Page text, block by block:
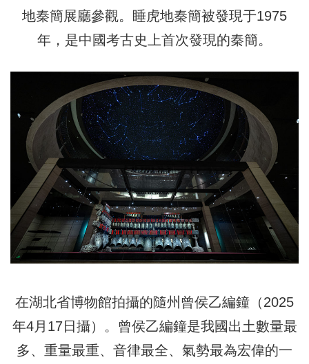
地秦簡展廳參觀。睡虎地秦簡被發現于1975
年，是中國考古史上首次發現的秦簡。
在湖北省博物館拍攝的隨州曾侯乙編鐘（2025
年4月17日攝）。曾侯乙編鐘是我國出土數量最
多、重量最重、音律最全、氣勢最為宏偉的一